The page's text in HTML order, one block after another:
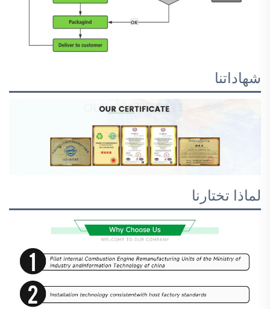
شهاداتنا
لماذا تختارنا